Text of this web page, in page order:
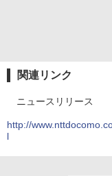
関連リンク
ニュースリリース
http://
l